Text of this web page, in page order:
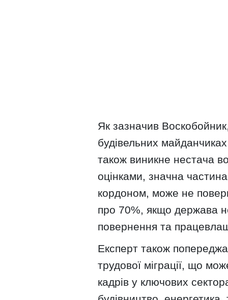
Як зазначив
будівельних
також виникне нестача
оцінками, значна
кордоном, може не
про 70%, якщо держава
повернення та
Експерт також
трудової міграції, що
кадрів у ключових